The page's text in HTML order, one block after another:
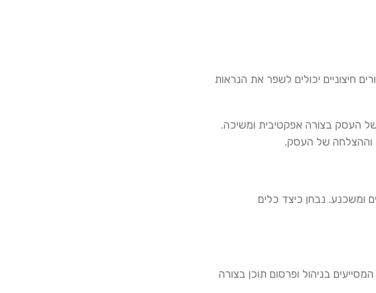
חיצוניים יכולים לשפר את הנראות
העסק בצורה אפקטיבית ומשיכה.
וההצלחה של העסק.
ומשכנע. נבחן כיצד כלים
לקידום וניהול התוכן ניתן להשתמש בכלים כגון Content Management Systems (CMS) המסייעים בניהול ופרסום תוכן בצורה